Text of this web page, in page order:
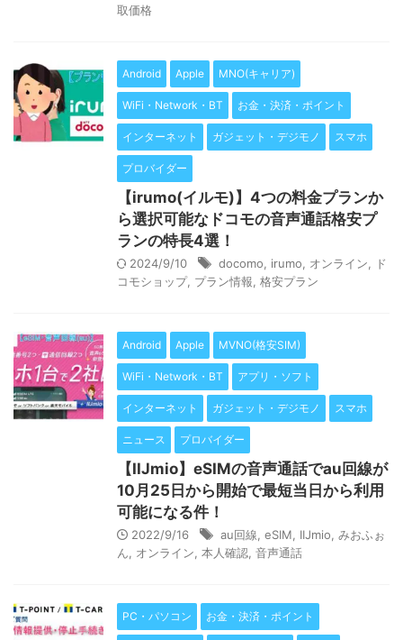
取価格
Android Apple MNO(キャリア)
WiFi・Network・BT お金・決済・ポイント
インターネット ガジェット・デジモノ スマホ
プロバイダー
【irumo(イルモ)】4つの料金プランか
ら選択可能なドコモの音声通話格安プ
ランの特長4選！
2024/9/10 docomo irumo オンライン
ド
コモショップ, プラン情報 格安プラン
Android Apple MVNO(格安SIM)
WiFi・Network・BT アプリ・ソフト
インターネット ガジェット・デジモノ スマホ
ニュース プロバイダー
【IIJmio】eSIMの音声通話でau回線が
10月25日から開始で最短当日から利用
可能になる件！
2022/9/16 au回線 eSIM IIJmio みおふぉ
ん
オンライン 本人確認 音声通話
PC・パソコン お金・決済・ポイント